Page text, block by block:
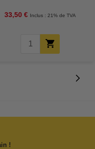
33,50 € Inclus : 21% de TVA
!